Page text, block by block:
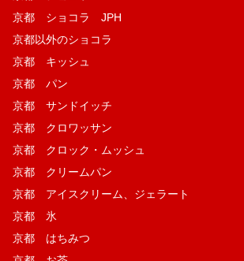
京都 ショコラ JPH
京都以外のショコラ
京都 キッシュ
京都 パン
京都 サンドイッチ
京都 クロワッサン
京都 クロック・ムッシュ
京都 クリームパン
京都 アイスクリーム、ジェラート
京都 氷
京都 はちみつ